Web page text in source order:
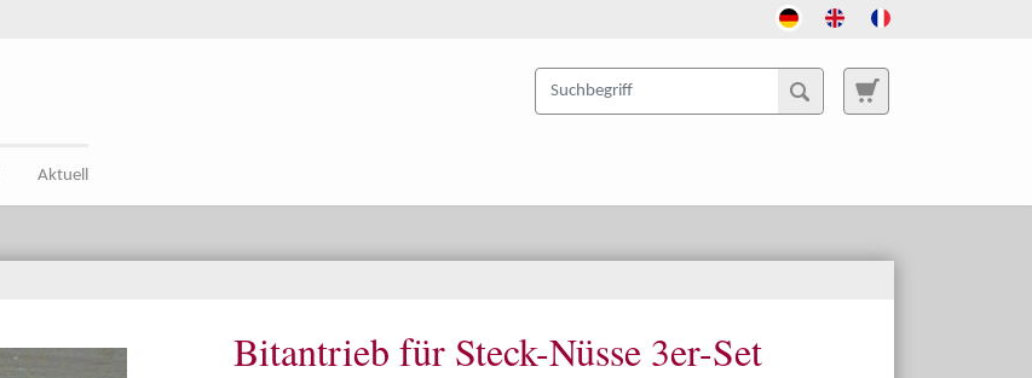
Aktuell
Bitantrieb für Steck-Nüsse 3er-Set